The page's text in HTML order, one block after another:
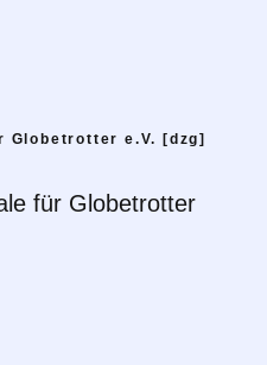
Globetrotter e.V. [dzg]